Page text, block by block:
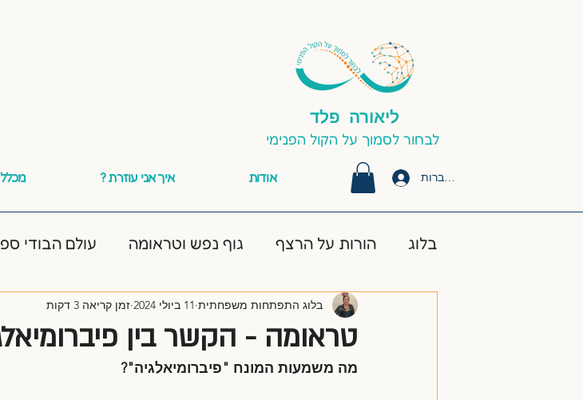
ליאורה פלד
אודות איך אני עוזרת ? התחברות
בלוג הורות על הרצף גוף נפש וטראומה עולם הבודי
#אוטיזם ילדים שחיקה אוטיסטית חרדה
טראומה - הקשר בין
בלוג התפתחות משפחתית 11 ביולי 2024 זמן קריאה 3 דקות
מה משמעות המונח "פיברומיאלגיה"?